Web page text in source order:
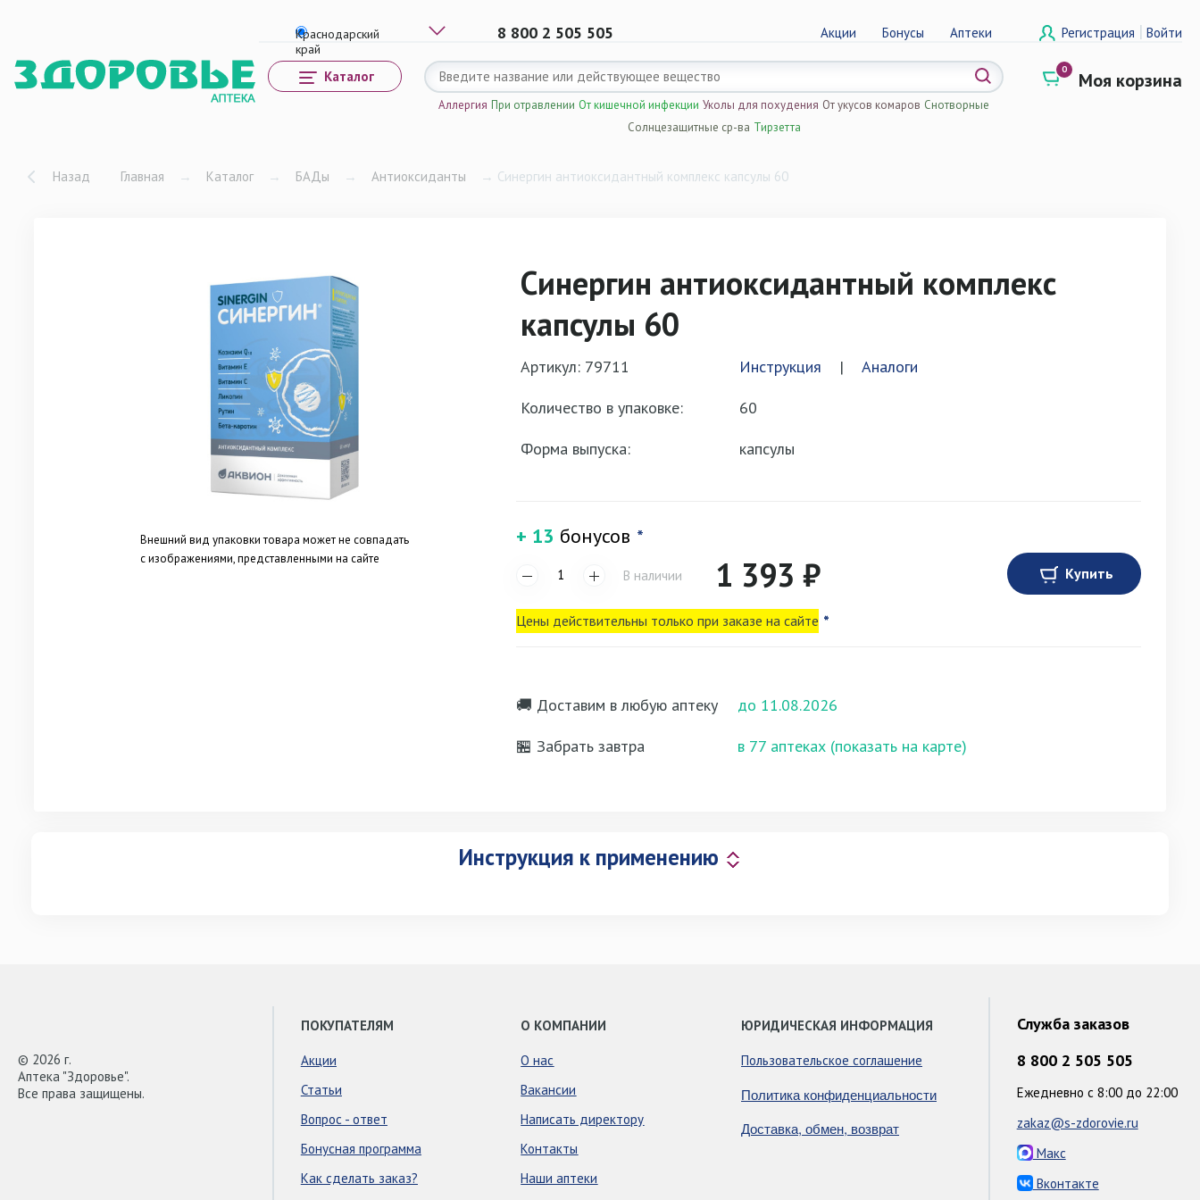
8 800 2 505 505 Акции Бонусы Аптеки Регистрация | Войти
0 Моя корзина
Каталог
Аллергия При отравлении От кишечной инфекции Уколы для похудения От укусов комаров Снотворные
Солнцезащитные ср-ва Тирзетта
Назад Главная → Каталог → БАДы → Антиоксиданты → Синергин антиоксидантный комплекс капсулы 60
Внешний вид упаковки товара может не совпадать
с изображениями, представленными на сайте
Синергин антиоксидантный комплекс
капсулы 60
Артикул: 79711 Инструкция |
Аналоги
Количество в упаковке:
60
Форма выпуска:
капсулы
+ 13 бонусов *
В наличии 1 393 ₽ Купить
Цены действительны только при заказе на сайте *
🚚 Доставим в любую аптеку
до 11.08.2026
🏪 Забрать завтра
в 77 аптеках (показать на карте)
Инструкция к применению
© 2026 г.
Аптека "Здоровье".
Все права защищены.
ПОКУПАТЕЛЯМ
Акции
Статьи
Вопрос - ответ
Бонусная программа
Как сделать заказ?
О КОМПАНИИ
О нас
Вакансии
Написать директору
Контакты
Наши аптеки
ЮРИДИЧЕСКАЯ ИНФОРМАЦИЯ
Пользовательское соглашение
Политика конфиденциальности
Доставка, обмен, возврат
Служба заказов
8 800 2 505 505
Ежедневно с 8:00 до 22:00
zakaz@s-zdorovie.ru
Макс
Вконтакте